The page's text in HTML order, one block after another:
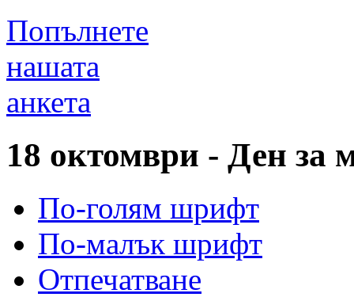
Попълнете
нашата
анкета
18 октомври - Ден за
По-голям шрифт
По-малък шрифт
Отпечатване